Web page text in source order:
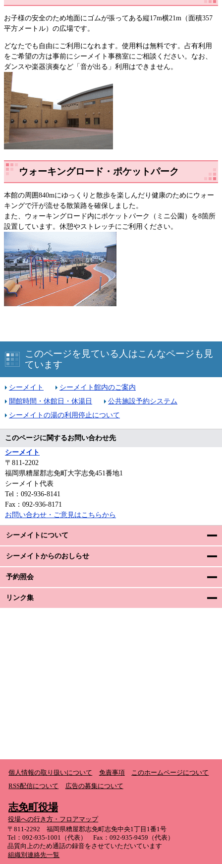
シーメイトについて
シーメイトからのおしらせ
予約照会
リンク集
お子様の安全のため地面にゴムが張ってある縦17m横21m（面積357
平方メートル）の広場です。
どなたでも自由にご利用になれます。使用料は無料です。占有利用
をご希望の方は事前にシーメイト事務室にご相談ください。なお、
ダンスや楽器演奏など「音が出る」利用はできません。
ウォーキングロード・ポケットパーク
本館の周囲840mにゆっくりと散歩を楽しんだり健康のためにウォー
キングで汗が流せる散策路を確保しました。
また、ウォーキングロード内にポケットパーク（ミニ公園）を8箇所
設置しています。休憩やストレッチにご利用ください。
このページを見ている人はこんなページも見
ています
シーメイト
シーメイト館内のご案内
開館時間・休館日・休湯日
公共施設予約システム
シーメイトの湯の利用停止について
このページに関するお問い合わせ先
シーメイト
〒811-2202
福岡県糟屋郡志免町大字志免451番地1
シーメイト代表
Tel：092-936-8141
Fax：092-936-8171
お問い合わせ・ご意見はこちらから
個人情報の取り扱いについて 免責事項
このホームページについて
RSS配信について
広告の募集について
志免町役場
役場への行き方・フロアマップ
〒811-2292 福岡県糟屋郡志免町志免中央1丁目1番1号
Tel：092-935-1001（代表） Fax：092-935-9459（代表）
品質向上のため通話の録音をさせていただいています
組織別連絡先一覧